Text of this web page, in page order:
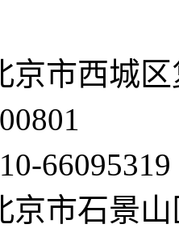
京市西城
66095319
京市石景